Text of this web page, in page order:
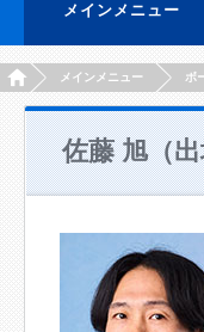
メインメニュー
HOMEメインメニュー ボ
佐藤 旭（